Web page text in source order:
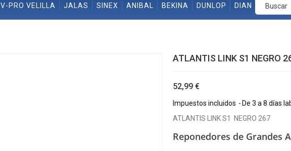
V-PRO VELILLA JALAS SINEX ANIBAL BEKINA DUNLOP DIAN
ATLANTIS LINK S1 NEGRO
52,99 €
Impuestos incluidos
De 3 a 8 días
ATLANTIS LINK S1 NEGRO 267
Reponedores de Grandes